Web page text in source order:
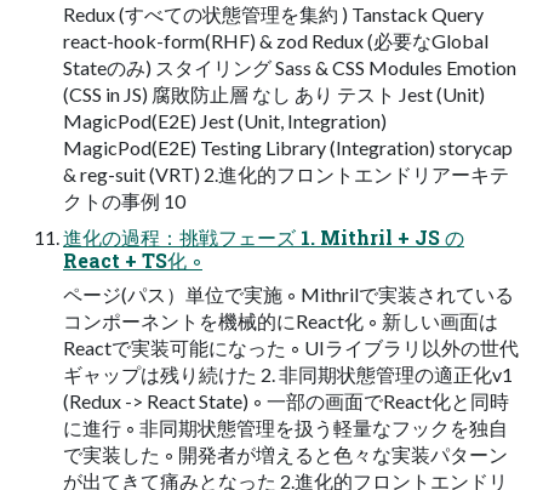
Redux (すべての状態管理を集約 ) Tanstack Query
react-hook-form(RHF) & zod Redux (必要なGlobal
Stateのみ) スタイリング Sass & CSS Modules Emotion
(CSS in JS) 腐敗防止層 なし あり テスト Jest (Unit)
MagicPod(E2E) Jest (Unit, Integration)
MagicPod(E2E) Testing Library (Integration) storycap
& reg-suit (VRT) 2.進化的フロントエンドリアーキテ
クトの事例 10
進化の過程：挑戦フェーズ 1. Mithril + JS の
React + TS化 ◦
ページ(パス）単位で実施 ◦ Mithrilで実装されている
コンポーネントを機械的にReact化 ◦ 新しい画面は
Reactで実装可能になった ◦ UIライブラリ以外の世代
ギャップは残り続けた 2. 非同期状態管理の適正化v1
(Redux -> React State) ◦ 一部の画面でReact化と同時
に進行 ◦ 非同期状態管理を扱う軽量なフックを独自
で実装した ◦ 開発者が増えると色々な実装パターン
が出てきて痛みとなった 2.進化的フロントエンドリ